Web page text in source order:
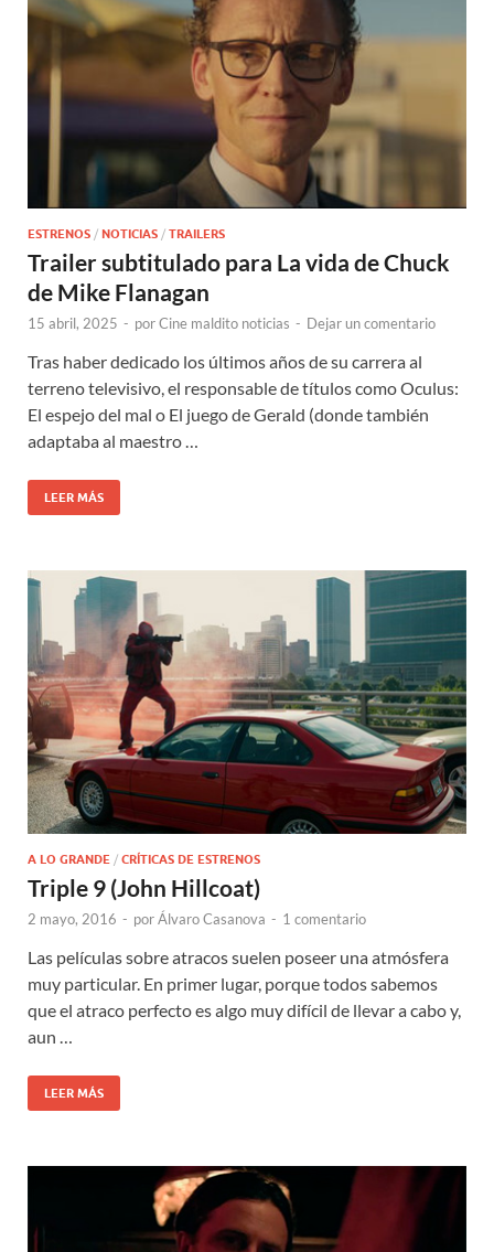
ESTRENOS / NOTICIAS / TRAILERS
Trailer subtitulado para La vida de Chuck
de Mike Flanagan
15 abril, 2025 - porCine maldito noticias - Dejar un comentario
Tras haber dedicado los últimos años de su carrera al
terreno televisivo, el responsable de títulos como Oculus:
El espejo del mal o El juego de Gerald (donde también
adaptaba al maestro …
LEER MÁS
A LO GRANDE / CRÍTICAS DE ESTRENOS
Triple 9 (John Hillcoat)
2 mayo, 2016 - porÁlvaro Casanova - 1 comentario
Las películas sobre atracos suelen poseer una atmósfera
muy particular. En primer lugar, porque todos sabemos
que el atraco perfecto es algo muy difícil de llevar a cabo y,
aun …
LEER MÁS